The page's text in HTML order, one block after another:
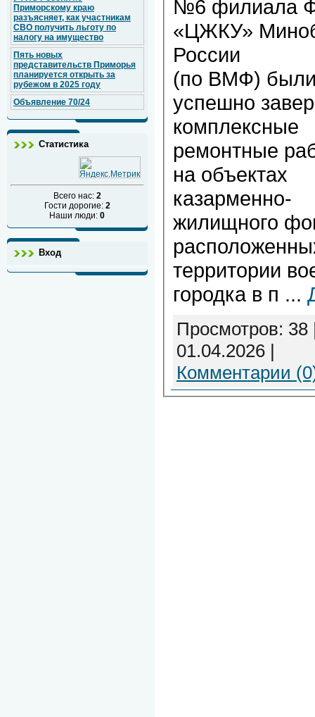
Приморскому краю
разъясняет, как участникам
СВО получить льготу по
налогу на имущество
Пять новых
представительств Приморья
планируется открыть за
рубежом в 2025 году
Объявление 70/24
Статистика
Всего нас: 2
Гости дорогие: 2
Наши люди:0
Вход
№6 филиала
«ЦЖКУ»
России
(по ВМФ)
успешно
комплексные
ремонтные
на объектах
казарменно-
жилищного
территории
городка в п ...
Просмотров: 38
01.04.2026 |
Комментарии